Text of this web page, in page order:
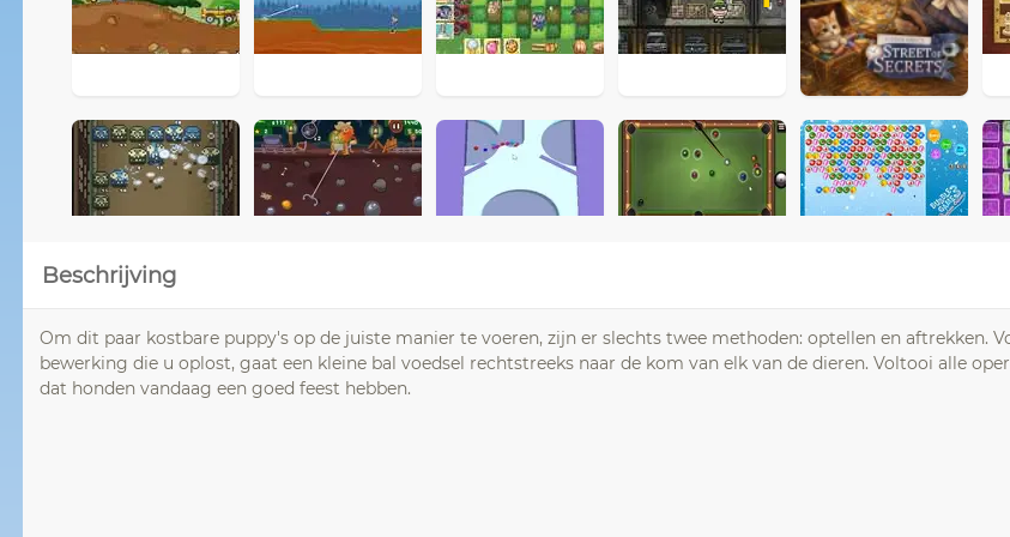
Beschrijving
Om dit paar kostbare puppy's op de juiste manier te voeren, zijn er slechts twee methoden: optellen en aftrekken.
bewerking die u oplost, gaat een kleine bal voedsel rechtstreeks naar de kom van elk van de dieren. Voltooi alle
dat honden vandaag een goed feest hebben.